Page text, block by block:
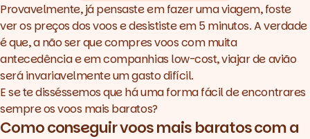
Provavelmente, já pensaste em fazer uma viagem, foste
ver os preços dos voos e desististe em 5 minutos. A verdade
é que, a não ser que compres voos com muita
antecedência e em companhiaslow-cost, viajar de avião
será invariavelmente um gasto difícil.
E se te disséssemos que há uma forma fácil de encontrares
sempre os voos mais baratos?
Como conseguir voos mais baratos com a